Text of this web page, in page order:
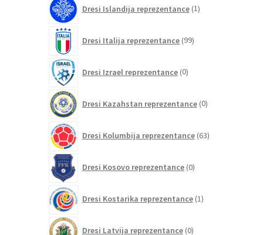
Dresi Islandija reprezentance 1izdelek
Dresi Italija reprezentance 99izdelkov
Dresi Izrael reprezentance 0izdelkov
Dresi Kazahstan reprezentance 0izdelkov
Dresi Kolumbija reprezentance 63izdelkov
Dresi Kosovo reprezentance 0izdelkov
Dresi Kostarika reprezentance 1izdelek
Dresi Latvija reprezentance 0